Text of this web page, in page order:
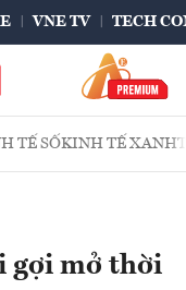
VNE TV TECH
TẾ SỐKINH TẾ XANH
gợi mở thời